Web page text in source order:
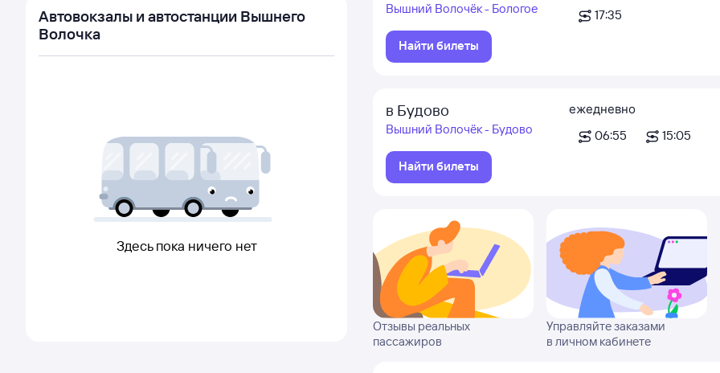
Вышний Волочёк - Бологое
Найти билеты
17:35
в Будово
Вышний Волочёк - Будово
Найти билеты
ежедневно
06:55
15:05
Отзывы реальных
пассажиров
Управляйте заказами
в личном кабинете
Автовокзалы и автостанции Вышнего
Волочка
Здесь пока ничего нет